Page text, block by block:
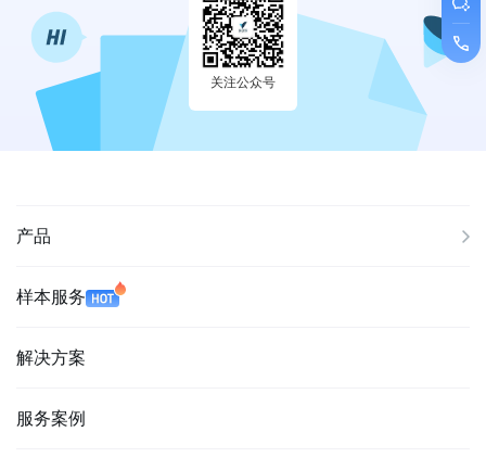
关注公众号
产品
样本服务
解决方案
服务案例